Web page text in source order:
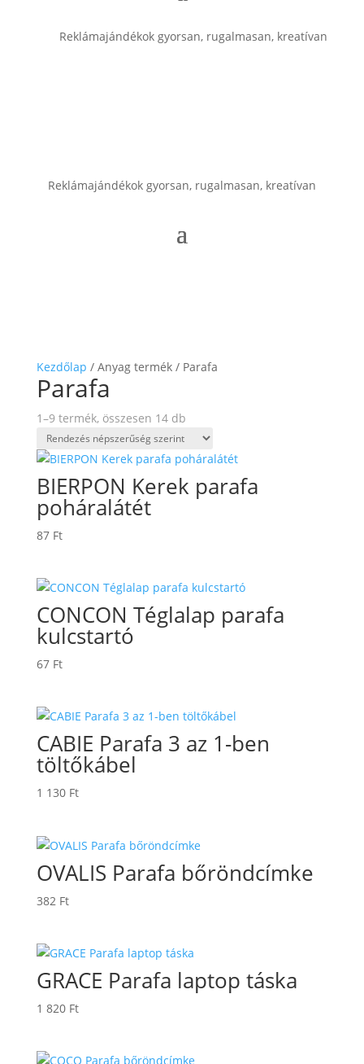
Reklámajándékok gyorsan, rugalmasan, kreatívan
Reklámajándékok gyorsan, rugalmasan, kreatívan
Kezdőlap / Anyag termék / Parafa
Parafa
1–9 termék, összesen 14 dbSorted
popularity
BIERPON Kerek parafa
poháralátét
87 Ft
CONCON Téglalap parafa
kulcstartó
67 Ft
CABIE Parafa 3 az 1-ben
töltőkábel
1 130 Ft
OVALIS Parafa bőröndcímke
382 Ft
GRACE Parafa laptop táska
1 820 Ft